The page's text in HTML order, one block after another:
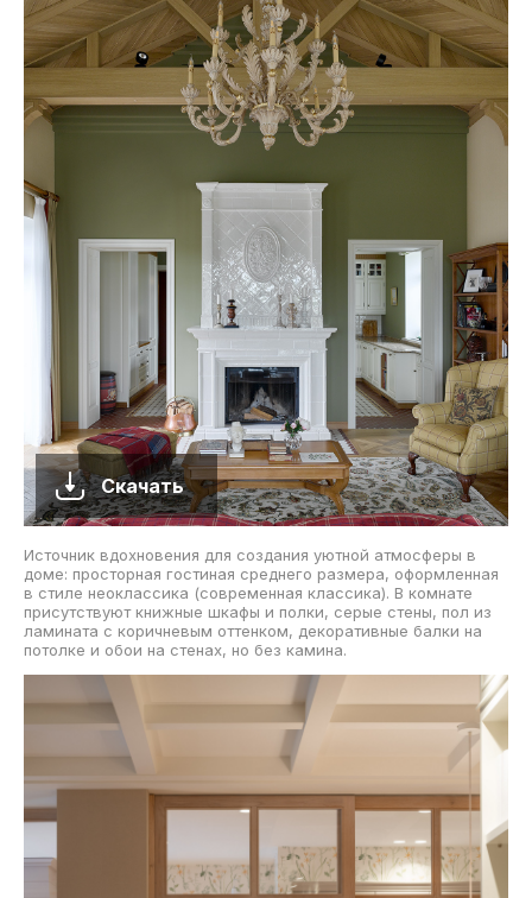
Скачать
Источник вдохновения для создания уютной атмосферы в
доме: просторная гостиная среднего размера, оформленная
в стиле неоклассика (современная классика). В комнате
присутствуют книжные шкафы и полки, серые стены, пол из
ламината с коричневым оттенком, декоративные балки на
потолке и обои на стенах, но без камина.